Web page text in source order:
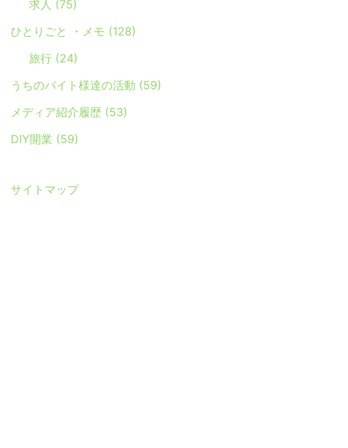
求人 (75)
ひとりごと ・メモ (128)
旅行 (24)
うちのバイト様達の活動 (59)
メディア紹介履歴 (53)
DIY開業 (59)
サイトマップ